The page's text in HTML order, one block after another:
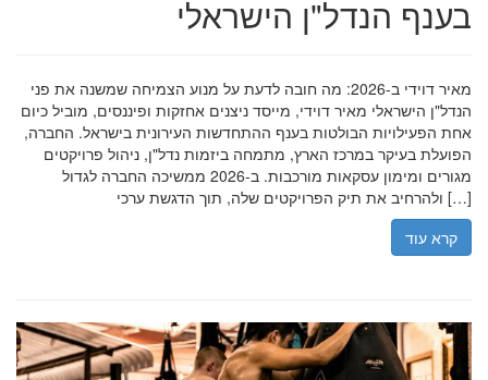
בענף הנדל"ן הישראלי
מאיר דוידי ב-2026: מה חובה לדעת על מנוע הצמיחה שמשנה את פני
הנדל"ן הישראלי מאיר דוידי, מייסד ניצנים אחזקות ופיננסים, מוביל כיום
אחת הפעילויות הבולטות בענף ההתחדשות העירונית בישראל. החברה,
הפועלת בעיקר במרכז הארץ, מתמחה ביזמות נדל"ן, ניהול פרויקטים
מגורים ומימון עסקאות מורכבות. ב-2026 ממשיכה החברה לגדול
ולהרחיב את תיק הפרויקטים שלה, תוך הדגשת ערכי […]
קרא עוד